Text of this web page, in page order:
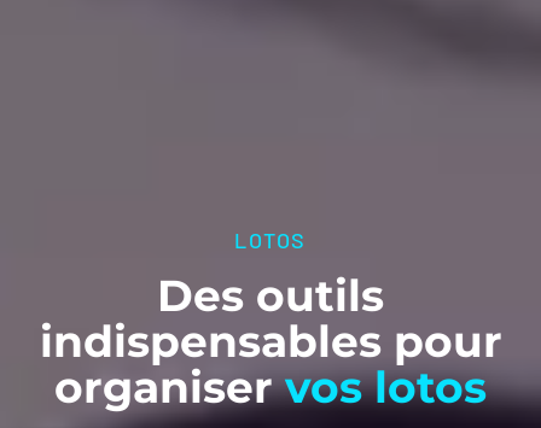
LOTOS
Des outils
indispensables pour
organiservos lotos